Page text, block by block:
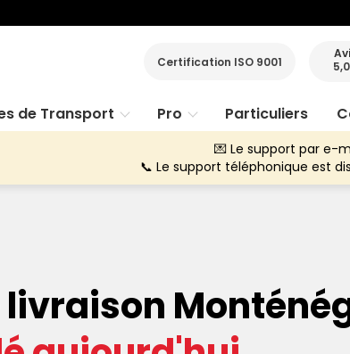
Certification ISO 9001
5,0
de Transport Pro Particuliers
💌 Le support par e-
📞 Le support téléphonique est